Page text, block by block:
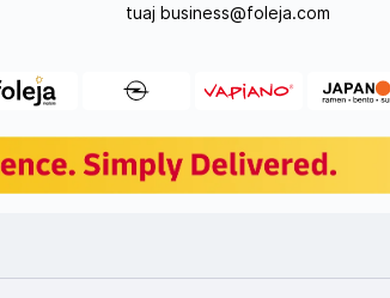
tuaj business@foleja.com